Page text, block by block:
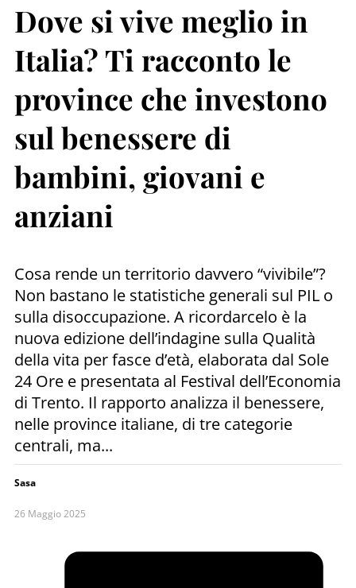
Dove si vive meglio in
Italia? Ti racconto le
province che investono
sul benessere di
bambini, giovani e
anziani
Cosa rende un territorio davvero “vivibile”?
Non bastano le statistiche generali sul PIL o
sulla disoccupazione. A ricordarcelo è la
nuova edizione dell’indagine sulla Qualità
della vita per fasce d’età, elaborata dal Sole
24 Ore e presentata al Festival dell’Economia
di Trento. Il rapporto analizza il benessere,
nelle province italiane, di tre categorie
centrali, ma...
Sasa
26 Maggio 2025